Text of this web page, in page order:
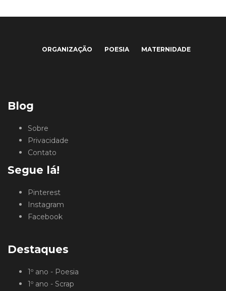
ORGANIZAÇÃO POESIA MATERNIDADE
Blog
Sobre
Privacidade
Contato
Segue lá!
Pinterest
Instagram
Facebook
Destaques
1º ano - Poesia
1º ano - Scrap